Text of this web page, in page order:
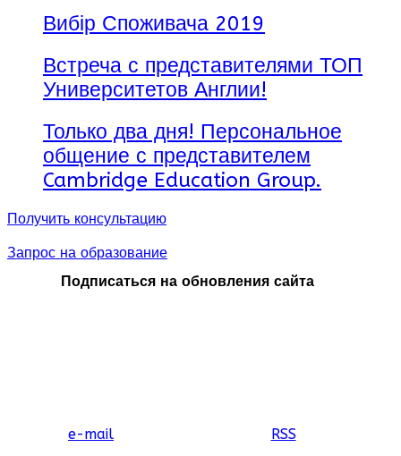
Вибір Споживача 2019
Встреча с представителями ТОП
Университетов Англии!
Только два дня! Персональное
общение с представителем
Cambridge Education Group.
Получить консультацию
Запрос на образование
Подписаться на обновления сайта
e-mail RSS